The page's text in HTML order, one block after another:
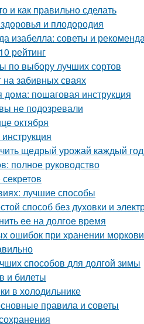
и как правильно сделать
и плодородия
изабелла: советы и
рейтинг
по выбору лучших сортов
забивных сваях
пошаговая инструкция
не подозревали
октября
щедрый урожай каждый год
полное руководство
лучшие способы
способ без духовки и
ее на долгое время
ошибок при хранении моркови
способов для долгой зимы
и билеты
в холодильнике
правила и советы